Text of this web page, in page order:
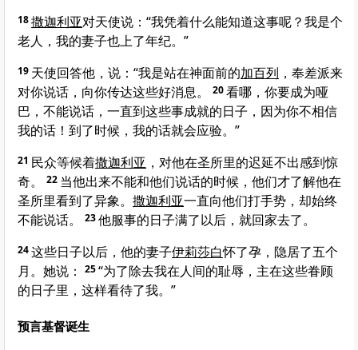
18撒迦利亚对天使说：“我凭着什么能知道这事呢？我是个
老人，我的妻子也上了年纪。”
19 天使回答他，说：“我是站在神面前的加百列 ，奉差派来
对你说话，向你传达这些好消息。
20看哪，你要成为哑
巴，不能说话，一直到这些事成就的日子，因为你不相信
我的话！到了时候，我的话就会应验。”
21 民众等候着撒迦利亚 ，对他在圣所里的迟延不出感到惊
奇。
22 当他出来不能和他们说话的时候，他们才了解他在
圣所里看到了异象。 撒迦利亚一直向他们打手势，却始终
不能说话。
23他服事的日子满了以后，就回家去了。
24这些日子以后，他的妻子伊莉莎白怀了孕，隐居了五个
月。她说：
25“为了除去我在人间的耻辱，主在这些眷顾
的日子里，这样看待了我。”
预言基督诞生